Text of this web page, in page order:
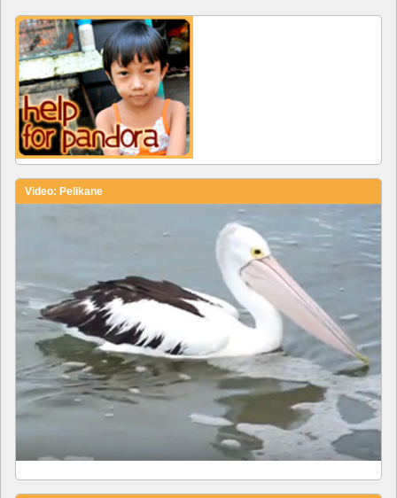
Video: Pelikane